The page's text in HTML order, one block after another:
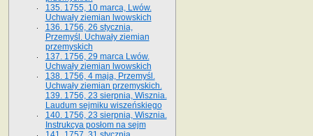
135. 1755, 10 marca, Lwów.
Uchwały ziemian lwowskich
136. 1756, 26 stycznia,
Przemyśl. Uchwały ziemian
przemyskich
137. 1756, 29 marca Lwów.
Uchwały ziemian lwowskich
138. 1756, 4 maja, Przemyśl.
Uchwały ziemian przemyskich.
139. 1756, 23 sierpnia, Wisznia.
Laudum sejmiku wiszeńskiego
140. 1756, 23 sierpnia, Wisznia.
Instrukcya posłom na sejm